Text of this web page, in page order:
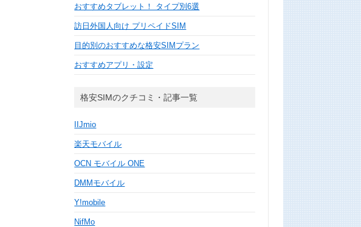
おすすめタブレット！ タイプ別6選
訪日外国人向け プリペイドSIM
目的別のおすすめな格安SIMプラン
おすすめアプリ・設定
格安SIMのクチコミ・記事一覧
IIJmio
楽天モバイル
OCN モバイル ONE
DMMモバイル
Y!mobile
NifMo